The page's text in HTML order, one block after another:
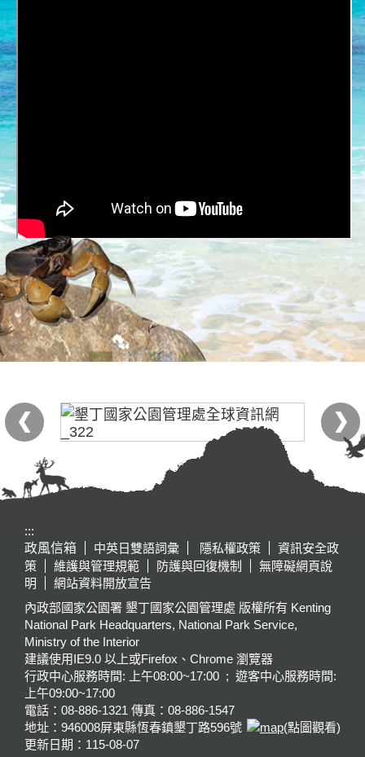
:::
政風信箱
中英日雙語詞彙 隱私權政策
資訊安全政
策
維護與管理規範 防護與回復機制
無障礙網頁說
明
網站資料開放宣告
內政部國家公園署 墾丁國家公園管理處 版權所有 Kenting
National Park Headquarters, National Park Service,
Ministry of the Interior
建議使用IE9.0 以上或Firefox、Chrome 瀏覽器
行政中心服務時間: 上午08:00~17:00 ; 遊客中心服務時間:
上午09:00~17:00
電話：08-886-1321 傳真：08-886-1547
地址：946008屏東縣恆春鎮墾丁路596號
(點圖觀看)
更新日期： 115-08-07